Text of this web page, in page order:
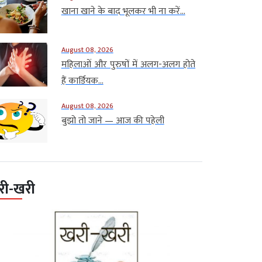
खाना खाने के बाद भूलकर भी ना करें...
August 08, 2026
महिलाओं और पुरुषों में अलग-अलग होते
हैं कार्डियक...
August 08, 2026
बुझो तो जाने — आज की पहेली
खरी